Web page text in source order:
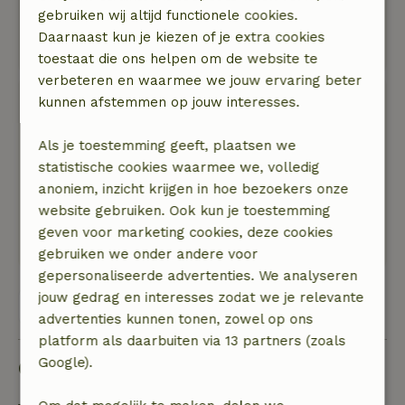
Huisjes liggen tegen bos aan. Wandelen en
fietsen vanaf terrein mogelijk. Dicht bij MTB-
route. Veel ruimte rond het huisje.
Alie
Algemene beoordeling: 8 /10
Gastvrije eigenaars. Ongedwongen sfeertje
Natuur, rust & ruimte: 5 /5
Rondom de deur prima wandel en
fietsgelegenheid.
Bekijk alle 3 beoordelingen
Goed om te weten
gebruiken wij altijd functionele cookies.
Daarnaast kun je kiezen of je extra cookies
toestaat die ons helpen om de website te
verbeteren en waarmee we jouw ervaring beter
kunnen afstemmen op jouw interesses.
Als je toestemming geeft, plaatsen we
statistische cookies waarmee we, volledig
anoniem, inzicht krijgen in hoe bezoekers onze
website gebruiken. Ook kun je toestemming
geven voor marketing cookies, deze cookies
gebruiken we onder andere voor
gepersonaliseerde advertenties. We analyseren
jouw gedrag en interesses zodat we je relevante
advertenties kunnen tonen, zowel op ons
platform als daarbuiten via 13 partners (zoals
Google).